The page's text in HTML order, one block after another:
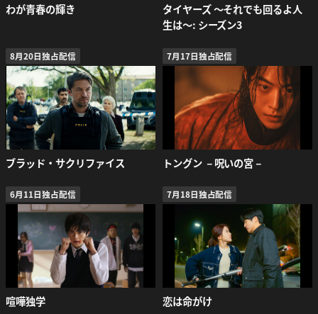
わが青春の輝き
タイヤーズ ～それでも回るよ人
生は～: シーズン3
8月20日独占配信
ブラッド・サクリファイス
7月17日独占配信
トングン －呪いの宮－
6月11日独占配信
喧嘩独学
7月18日独占配信
恋は命がけ